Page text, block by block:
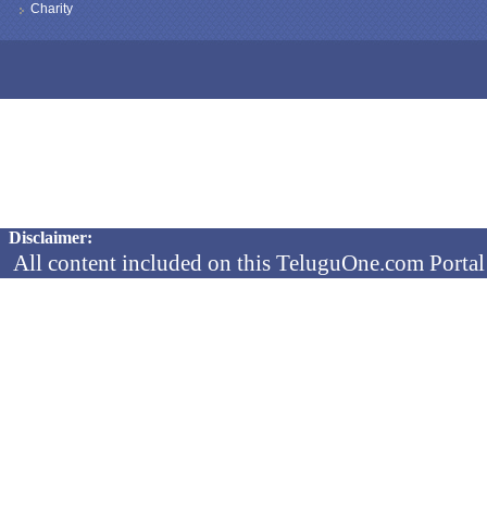
Charity
Disclaimer:
All content included on this TeluguOne.com